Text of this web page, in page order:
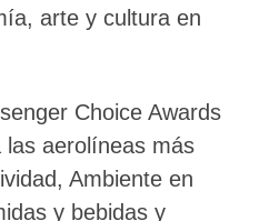
arte y cultura en
Choice Awards
aerolíneas más
Ambiente en
y bebidas y